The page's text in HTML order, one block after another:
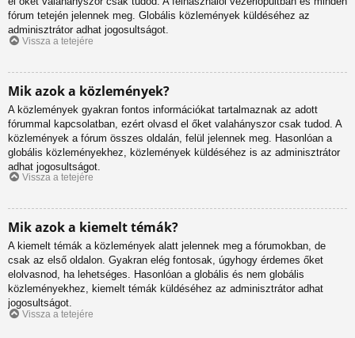
fórum tetején jelennek meg. Globális közlemények küldéséhez az
adminisztrátor adhat jogosultságot.
Vissza a tetejére
Mik azok a közlemények?
A közlemények gyakran fontos információkat tartalmaznak az adott
fórummal kapcsolatban, ezért olvasd el őket valahányszor csak tudod. A
közlemények a fórum összes oldalán, felül jelennek meg. Hasonlóan a
globális közleményekhez, közlemények küldéséhez is az adminisztrátor
adhat jogosultságot.
Vissza a tetejére
Mik azok a kiemelt témák?
A kiemelt témák a közlemények alatt jelennek meg a fórumokban, de
csak az első oldalon. Gyakran elég fontosak, úgyhogy érdemes őket
elolvasnod, ha lehetséges. Hasonlóan a globális és nem globális
közleményekhez, kiemelt témák küldéséhez az adminisztrátor adhat
jogosultságot.
Vissza a tetejére